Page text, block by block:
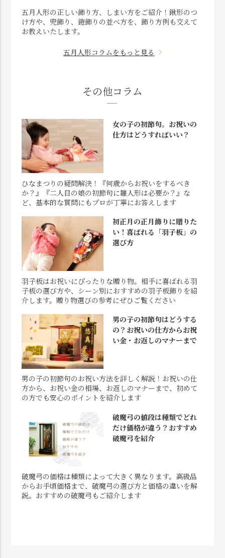
五月人形の正しい飾り方、しまい方をご紹介！鍬形のつ
け方や、兜飾り、鎧飾りの並べ方を、飾り方例も交えて
お教えいたします。
五月人形コラムをもっと見る
その他コラム
女の子の初節句。お祝いの
仕方はどうすればいい？
ひなまつりの疑問解決！『何歳からお祝いをするべき
か？』『二人目の娘の初節句に雛人形は必要か？』な
ど、基本的な質問にもプロが丁寧にお答えします
初正月の正月飾りに贈りた
い！喜ばれる「羽子板」の
選び方
羽子板はお祝いにぴったりな贈り物。相手に喜ばれる羽
子板の選び方や、シーン別におすすめの羽子板飾りを紹
介します。贈り物選びの参考にぜひご覧ください
男の子の初節句はどうする
の？お祝いの仕方からお祝
い金・お返しのマナーまで
男の子の初節句のお祝い方法を詳しく解説！お祝いの仕
方から、お祝い金の相場、お返しのマナーまで、初めて
の方でも安心のポイントを紹介します
破魔弓の値段は種類でどれ
だけ価格が違う？おすすめ
破魔弓を紹介
破魔弓の価格は種類によって大きく異なります。高級品
からお手頃価格まで、破魔弓の選び方と価格の違いを解
説。おすすめの破魔弓もご紹介します